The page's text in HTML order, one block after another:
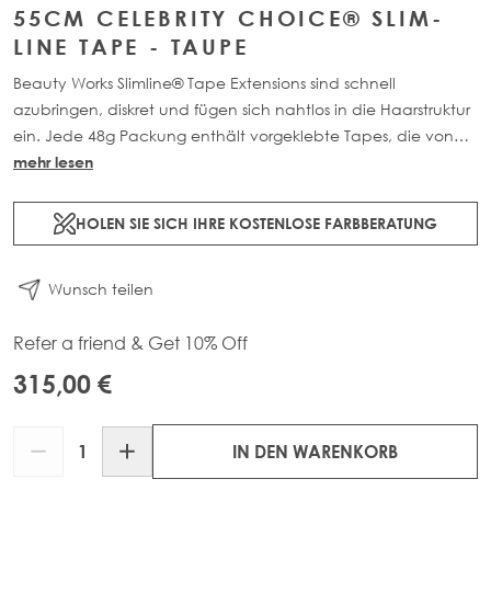
55CM CELEBRITY CHOICE® SLIM-
LINE TAPE - TAUPE
Beauty Works Slimline® Tape Extensions sind schnell
azubringen, diskret und fügen sich nahtlos in die Haarstruktur
ein. Jede 48g Packung enthält vorgeklebte Tapes, die von
einem zertifizierten Friseur angebracht werden. Hergestellt aus
mehr lesen
HOLEN SIE SICH IHRE KOSTENLOSE FARBBERATUNG
Wunsch teilen
Refer a friend & Get 10% Off
315,00 €
IN DEN WARENKORB